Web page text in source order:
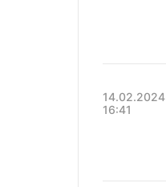
14.02.2024
16:41